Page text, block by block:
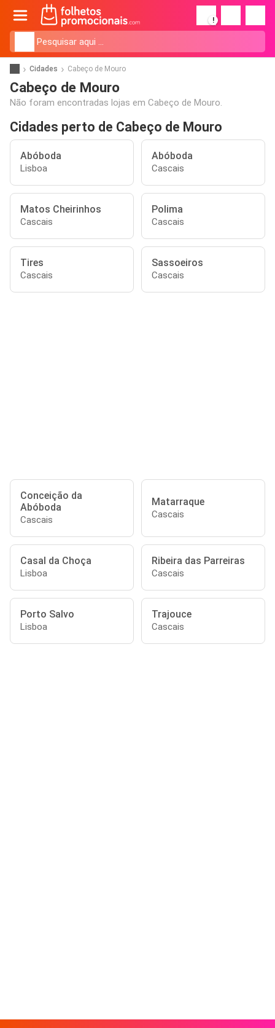
!
Cidades Cabeço de Mouro
Cabeço de Mouro
Não foram encontradas lojas em Cabeço de Mouro.
Cidades perto de Cabeço de Mouro
Abóboda
Lisboa
Abóboda
Cascais
Matos Cheirinhos
Cascais
Polima
Cascais
Tires
Cascais
Sassoeiros
Cascais
Conceição da
Abóboda
Cascais
Matarraque
Cascais
Casal da Choça
Lisboa
Ribeira das Parreiras
Cascais
Porto Salvo
Lisboa
Trajouce
Cascais